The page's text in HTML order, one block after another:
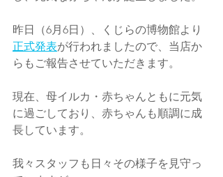
昨日（6月6日）、くじらの博物館より
正式発表が行われましたので、当店か
らもご報告させていただきます。
現在、母イルカ・赤ちゃんともに元気
に過ごしており、赤ちゃんも順調に成
長しています。
我々スタッフも日々その様子を見守っ